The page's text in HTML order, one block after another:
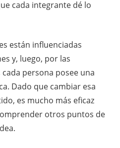
cada integrante dé lo
están influenciadas
y, luego, por las
persona posee una
Dado que cambiar esa
es mucho más eficaz
otros puntos de